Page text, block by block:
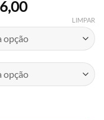
Price
R$23,00
through
R$26,00
LIMPAR